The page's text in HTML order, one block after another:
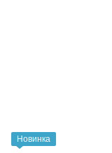
Новинка